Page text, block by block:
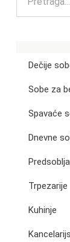
Dečije
Sobe za
Spavaće
Dnevne
Predsoblja
Trpezarije
Kuhinje